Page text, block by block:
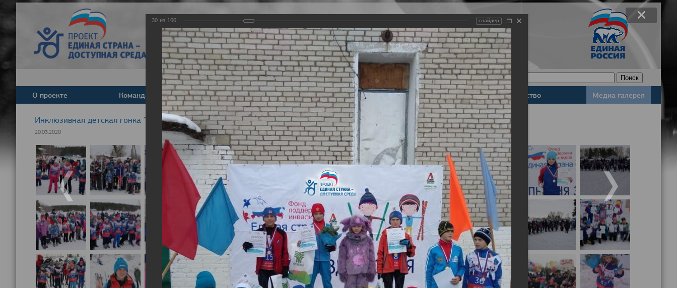
Задать вопрос
Версия для слабовидящих
О проекте Команда Новости Деятельность Базы данных Законодательство Медиа галерея
Инклюзивная детская гонка "Лыжня здоровья" 2020
20.03.2020
30 из 160 слайдер